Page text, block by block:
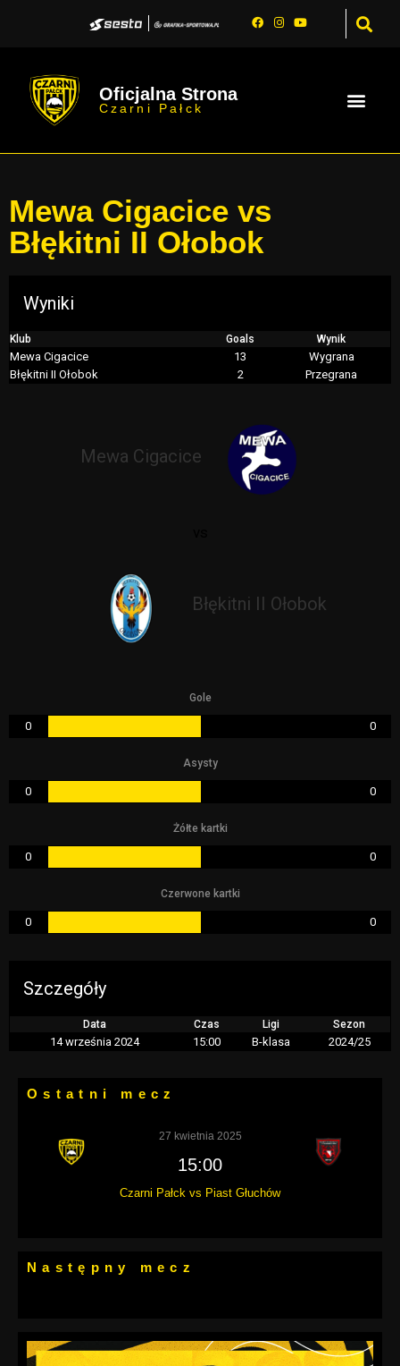
Oficjalna Strona
Czarni Pałck
Mewa Cigacice vs
Błękitni II Ołobok
Wyniki
Klub Goals Wynik
Mewa Cigacice 13
Wygrana
Błękitni II Ołobok
2 Przegrana
Mewa Cigacice
Błękitni II Ołobok
Gole
0 0
Asysty
0 0
Żółte kartki
0 0
Czerwone kartki
0 0
Szczegóły
Data Czas Ligi Sezon
14 września 2024 15:00 B-klasa 2024/25
Ostatni mecz
27 kwietnia 2025
15:00
Czarni Pałck vs Piast Głuchów
Następny mecz